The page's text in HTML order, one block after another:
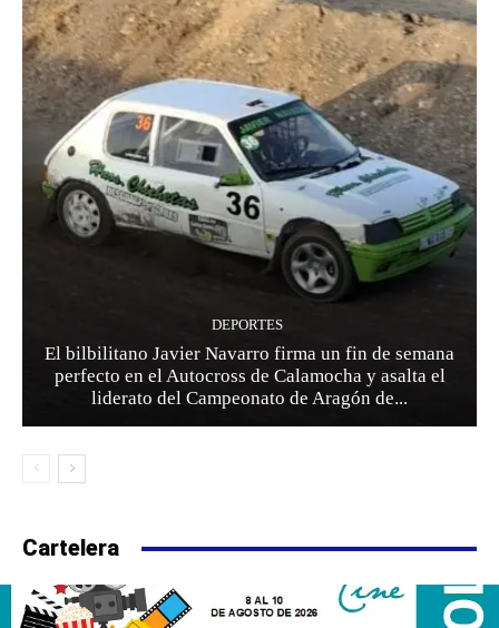
DEPORTES
El bilbilitano Javier Navarro firma un fin de semana
perfecto en el Autocross de Calamocha y asalta el
liderato del Campeonato de Aragón de...
Cartelera